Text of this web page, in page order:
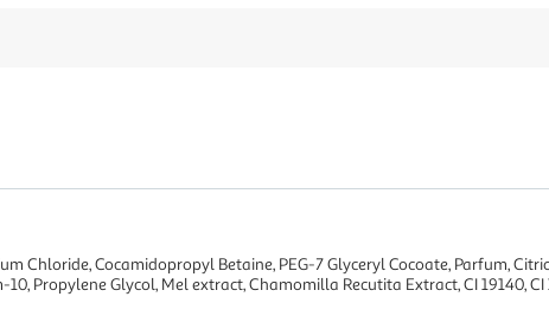
Chloride, Cocamidopropyl Betaine, PEG-7 Glyceryl Cocoate, Parfum,
Propylene Glycol, Mel extract, Chamomilla Recutita Extract, CI 19140, CI